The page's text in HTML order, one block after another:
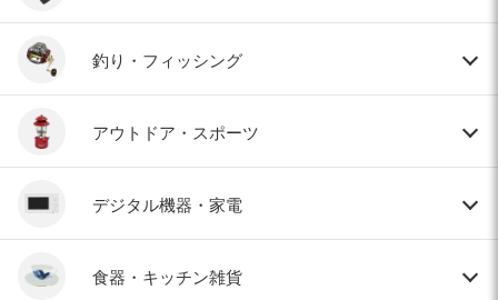
釣り・フィッシング
アウトドア・スポーツ
デジタル機器・家電
食器・キッチン雑貨